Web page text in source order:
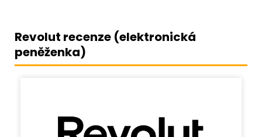
Revolut recenze (elektronická
peněženka)